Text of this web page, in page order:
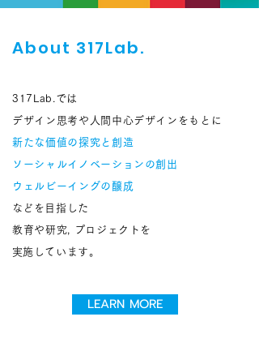
About 317Lab.
317Lab.では
デザイン思考や人間中心デザイン​をもとに
新たな価値の探究と創造
ソーシャルイノベーションの創出
ウェルビーイングの醸成
​などを目指した
教育や研究, プロジェクトを
​実施しています。
LEARN MORE